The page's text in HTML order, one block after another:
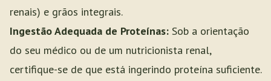
renais) e grãos integrais.
Ingestão Adequada de Proteínas: Sob a orientação
do seu médico ou de um nutricionista renal,
certifique-se de que está ingerindo proteína suficiente.